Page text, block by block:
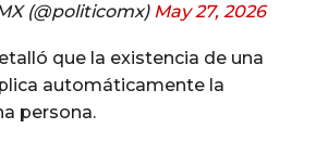
(@politicomx) May 27, 2026
que la existencia de una
automáticamente la
persona.